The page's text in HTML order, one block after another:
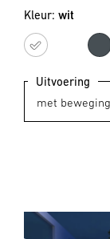
Kleur: wit
wit
Uitvoering